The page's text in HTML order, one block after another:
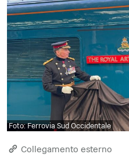
Foto: Ferrovia Sud Occidentale
Collegamento esterno